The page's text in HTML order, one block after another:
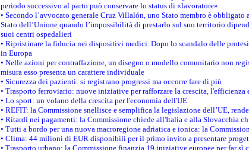
periodo successivo al parto può conservare lo status di «lavoratore»
• Secondo l’avvocato generale Cruz Villalón, uno Stato membro è
Stato dell’Unione quando l’impossibilità di prestarlo sul suo territorio
suoi centri ospedalieri
• Ripristinare la fiducia nei dispositivi medici. Dopo lo scandalo delle
in Europa
• Nelle azioni per contraffazione, un disegno o modello comunitario non
misura esso presenta un carattere individuale
• Sicurezza dei pazienti: si registrano progressi ma occorre fare di più
• Trasporto ferroviario: nuove iniziative per rafforzare la crescita,
• Lo sport: un volano della crescita per l'economia dell'UE
• REFIT: la Commissione snellisce e semplifica la legislazione dell’UE,
• Ritardi nei pagamenti: la Commissione chiede all'Italia e alla Slovacchia
• Tutti a bordo per una nuova macroregione adriatica e ionica: la
• Clima: 44 milioni di EUR disponibili per il primo invito a presentare
• Trasporto urbano: la Commissione finanzia 19 iniziative europee per far sì